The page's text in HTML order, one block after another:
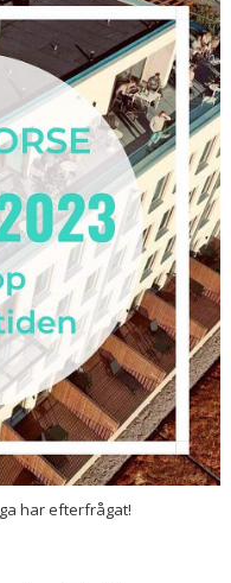
har efterfrågat!